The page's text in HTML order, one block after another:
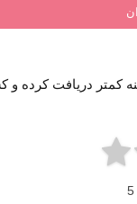
دریافت کرده و